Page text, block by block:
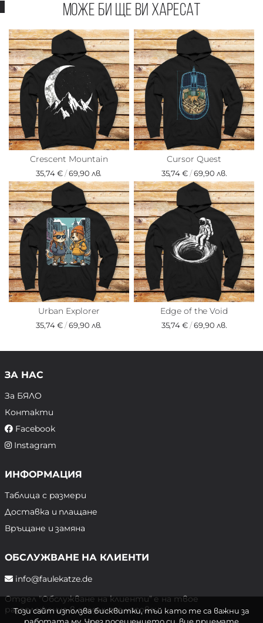
Може би ще ви харесат
Crescent Mountain
35,74 €/69,90 лв.
Cursor Quest
35,74 €/69,90 лв.
Urban Explorer
35,74 €/69,90 лв.
Edge of the Void
35,74 €/69,90 лв.
ЗА НАС
За БЯЛО
Контакти
Facebook
Instagram
ИНФОРМАЦИЯ
Таблица с размери
Доставка и плащане
Връщане и замяна
ОБСЛУЖВАНЕ НА КЛИЕНТИ
info@faulekatze.de
Отдел "Обслужване на клиенти" е на твое
разположение в следните часове:
Този сайт използва бисквитки, тъй като те са важни за